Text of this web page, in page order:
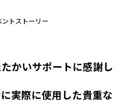
ントストーリー
かいサポートに感謝し
実際に使用した貴重な